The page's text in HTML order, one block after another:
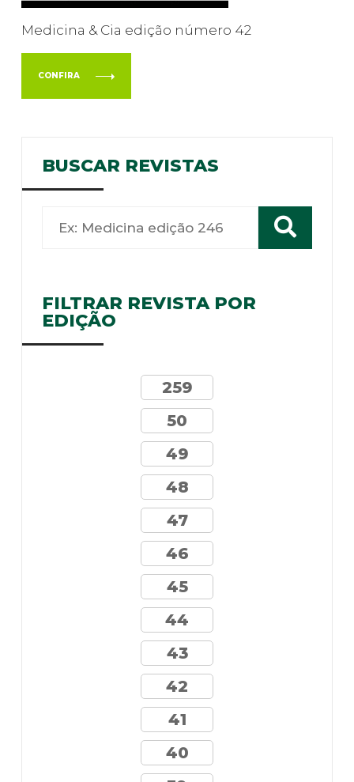
Medicina & Cia edição número 42
CONFIRA
BUSCAR REVISTAS
FILTRAR REVISTA POR
EDIÇÃO
259
50
49
48
47
46
45
44
43
42
41
40